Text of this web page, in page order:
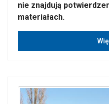
nie znajdują
materiałach.